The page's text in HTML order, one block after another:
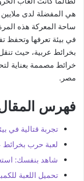
هي المفضلة لدى ملايين
ساحة المعركة هذه
في بيئة تعرفها وتحفظ
بخرائط عربية، حيث
خرائط مصممة بعناية
مصر.
فهرس
تجربة قتالية في
لعبة حرب
شاهد بنفسك:
تحميل اللعبة